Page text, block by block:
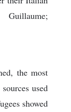
the most
used
showed